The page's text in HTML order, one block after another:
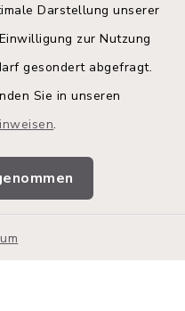
Darstellung unserer
zur Nutzung
gesondert abgefragt.
Sie in unseren
.